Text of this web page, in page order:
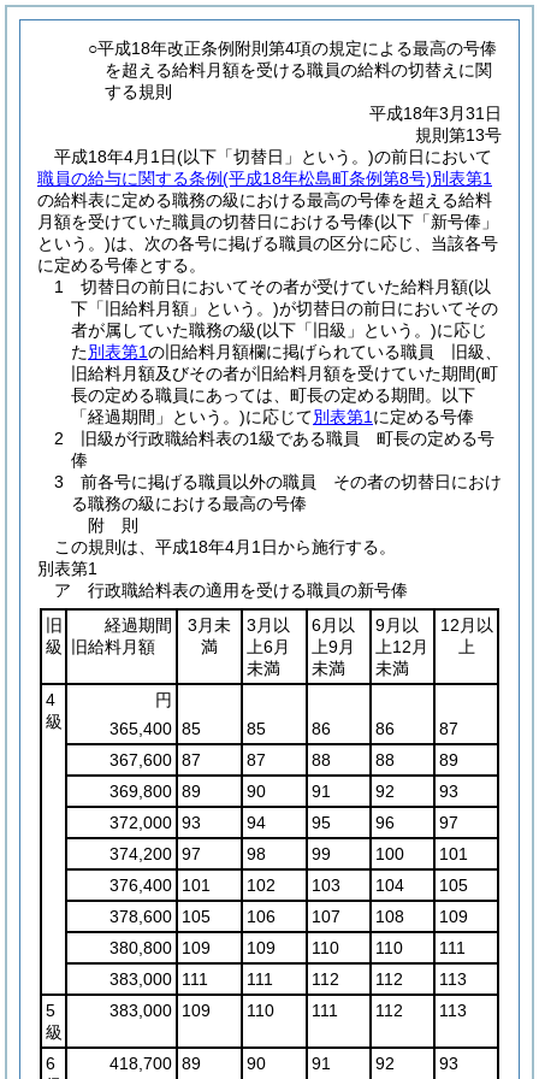
○平成18年改正条例附則第4項の規定による最高の号俸
を超える給料月額を受ける職員の給料の切替えに関
する規則
平成18年3月31日
規則第13号
平成18年4月1日(以下「切替日」という。)の前日において
職員の給与に関する条例(平成18年松島町条例第8号)別表第1
の給料表に定める職務の級における最高の号俸を超える給料
月額を受けていた職員の切替日における号俸(以下「新号俸」
という。)は、次の各号に掲げる職員の区分に応じ、当該各号
に定める号俸とする。
1 切替日の前日においてその者が受けていた給料月額(以
下「旧給料月額」という。)が切替日の前日においてその
者が属していた職務の級(以下「旧級」という。)に応じ
た別表第1の旧給料月額欄に掲げられている職員 旧級、
旧給料月額及びその者が旧給料月額を受けていた期間(町
長の定める職員にあっては、町長の定める期間。以下
「経過期間」という。)に応じて別表第1 に定める号俸
2 旧級が行政職給料表の1級である職員 町長の定める号
俸
3 前各号に掲げる職員以外の職員 その者の切替日におけ
る職務の級における最高の号俸
附 則
この規則は、平成18年4月1日から施行する。
別表第1
ア 行政職給料表の適用を受ける職員の新号俸
旧
級
経過期間
旧給料月額
3月未
満
3月以
上6月
未満
6月以
上9月
未満
9月以
上12月
未満
12月以
上
4
級
円
365,400 85 85 86 86
87
367,600 87 87 88 88
89
369,800 89 90 91 92
93
372,000 93 94 95 96
97
374,200 97 98 99 100
101
376,400 101 102 103 104
105
378,600 105 106 107 108
109
380,800 109 109 110 110
111
383,000 111 111 112 112
113
5
級
383,000 109 110 111 112 113
6
418,700 89 90 91 92 93